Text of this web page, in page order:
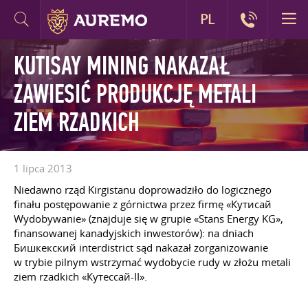
KUTISAY MINING NAKAZAŁ
ZAWIESIĆ PRODUKCJĘ METALI
ZIEM RZADKICH
1 lipca 2013
Niedawno rząd Kirgistanu doprowadziło do logicznego
finału postępowanie z górnictwa przez firmę «Кутисай
Wydobywanie» (znajduje się w grupie «Stans Energy KG»,
finansowanej kanadyjskich inwestorów): na dniach
Бишкекский interdistrict sąd nakazał zorganizowanie
w trybie pilnym wstrzymać wydobycie rudy w złożu metali
ziem rzadkich «Кутессай-II».
PL